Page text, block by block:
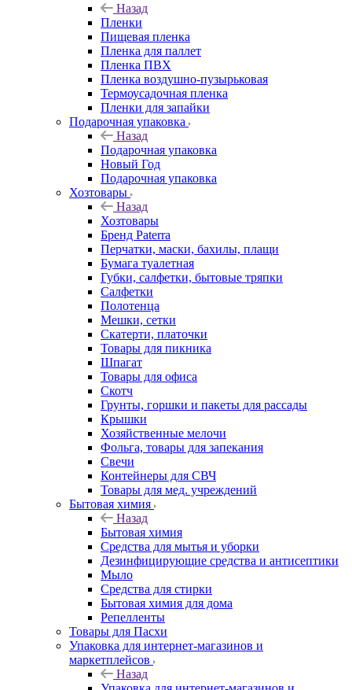
Назад
Пленки
Пищевая пленка
Пленка для паллет
Пленка ПВХ
Пленка воздушно-пузырьковая
Термоусадочная пленка
Пленки для запайки
Подарочная упаковка
Назад
Подарочная упаковка
Новый Год
Подарочная упаковка
Хозтовары
Назад
Хозтовары
Бренд Paterra
Перчатки, маски, бахилы, плащи
Бумага туалетная
Губки, салфетки, бытовые тряпки
Салфетки
Полотенца
Мешки, сетки
Скатерти, платочки
Товары для пикника
Шпагат
Товары для офиса
Скотч
Грунты, горшки и пакеты для рассады
Крышки
Хозяйственные мелочи
Фольга, товары для запекания
Свечи
Контейнеры для СВЧ
Товары для мед. учреждений
Бытовая химия
Назад
Бытовая химия
Средства для мытья и уборки
Дезинфицирующие средства и антисептики
Мыло
Средства для стирки
Бытовая химия для дома
Репелленты
Товары для Пасхи
Упаковка для интернет-магазинов и
маркетплейсов
Назад